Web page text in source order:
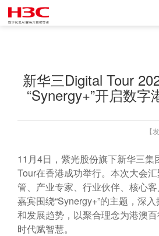
新华三Digital Tour
“Synergy+”开启数字
【
11月4日，紫光股份旗下新华三
Tour在香港成功举行。本次大会
管、产业专家、行业伙伴、核心
嘉宾围绕“Synergy+”的主题，深
和发展趋势，以聚合理念为港澳
时代赋智慧。